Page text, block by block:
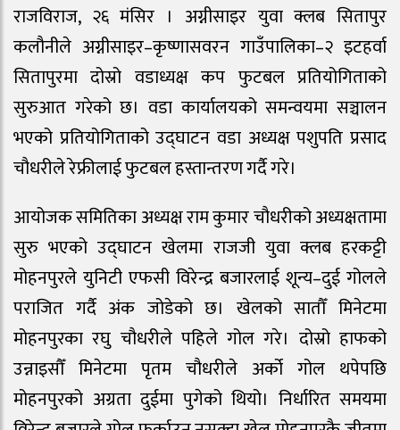
राजविराज, २६ मंसिर । अग्नीसाइर युवा क्लब सितापुर
कलौनीले अग्नीसाइर–कृष्णासवरन गाउँपालिका–२ इटहर्वा
सितापुरमा दोस्रो वडाध्यक्ष कप फुटबल प्रतियोगिताको
सुरुआत गरेको छ। वडा कार्यालयको समन्वयमा सञ्चालन
भएको प्रतियोगिताको उद्घाटन वडा अध्यक्ष पशुपति प्रसाद
चौधरीले रेफ्रीलाई फुटबल हस्तान्तरण गर्दै गरे।
आयोजक समितिका अध्यक्ष राम कुमार चौधरीको अध्यक्षतामा
सुरु भएको उद्घाटन खेलमा राजजी युवा क्लब हरकट्टी
मोहनपुरले युनिटी एफसी विरेन्द्र बजारलाई शून्य–दुई गोलले
पराजित गर्दै अंक जोडेको छ। खेलको सातौँ मिनेटमा
मोहनपुरका रघु चौधरीले पहिले गोल गरे। दोस्रो हाफको
उन्नाइसौँ मिनेटमा पृतम चौधरीले अर्को गोल थपेपछि
मोहनपुरको अग्रता दुईमा पुगेको थियो। निर्धारित समयमा